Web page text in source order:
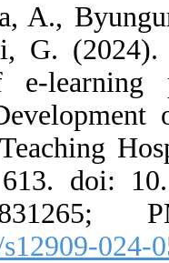
of
24(1),